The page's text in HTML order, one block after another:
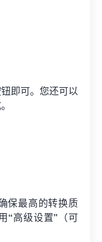
即可。您还可以
保最高的转换质
“高级设置”（可